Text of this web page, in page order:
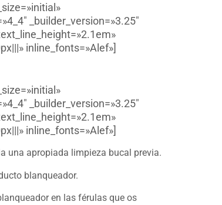
_builder_version=»3.25″
inline_fonts=»Alef»]
_builder_version=»3.25″
inline_fonts=»Alef»]
una apropiada limpieza bucal previa.
blanqueador.
en las férulas que os